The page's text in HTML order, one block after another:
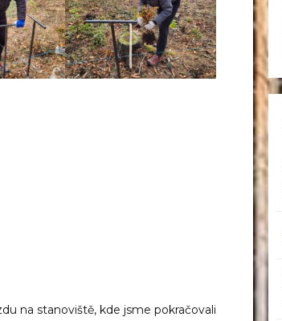
na stanoviště, kde jsme pokračovali